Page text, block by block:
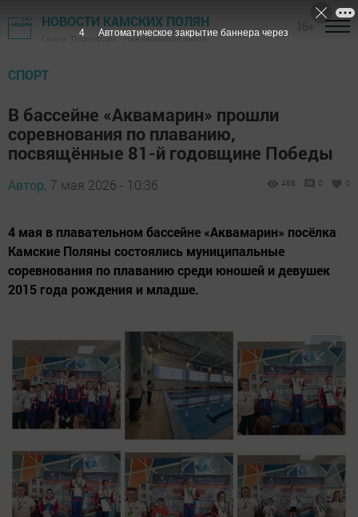
НОВОСТИ КАМСКИХ ПОЛЯН
Газета "Посинформ" - Нижнекамский район
СПОРТ
В бассейне «Аквамарин» прошли
соревнования по плаванию,
посвящённые 81-й годовщине Победы
Автор, 7 мая 2026 - 10:36 468 0 0
4 мая в плавательном бассейне «Аквамарин» посёлка
Камские Поляны состоялись муниципальные
соревнования по плаванию среди юношей и девушек
2015 года рождения и младше.
3 Автоматическое закрытие баннера через